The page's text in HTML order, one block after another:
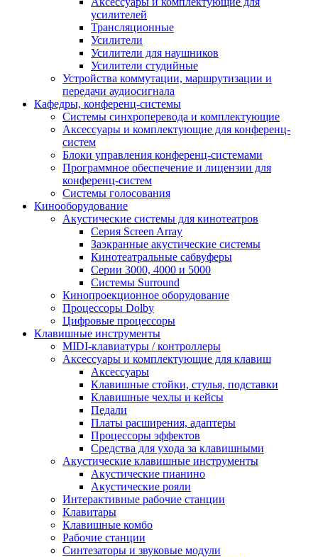
усилителей
Трансляционные
Усилители
Усилители для наушников
Усилители студийные
Устройства коммутации, маршрутизации и
передачи аудиосигнала
Кафедры, конференц-системы
Cистемы синхроперевода и комплектующие
Аксессуары и комплектующие для конференц-
систем
Блоки управления конференц-системами
Программное обеспечение и лицензии для
конференц-систем
Системы голосования
Кинооборудование
Акустические системы для кинотеатров
Cерия Screen Array
Заэкранные акустические системы
Кинотеатральные сабвуферы
Серии 3000, 4000 и 5000
Системы Surround
Кинопроекционное оборудование
Процессоры Dolby
Цифровые процессоры
Клавишные инструменты
MIDI-клавиатуры / контроллеры
Аксессуары и комплектующие для клавиш
Аксессуары
Клавишные стойки, стулья, подставки
Клавишные чехлы и кейсы
Педали
Платы расширения, адаптеры
Процессоры эффектов
Средства для ухода за клавишными
Акустические клавишные инструменты
Акустические пианино
Акустические рояли
Интерактивные рабочие станции
Клавитары
Клавишные комбо
Рабочие станции
Синтезаторы и звуковые модули